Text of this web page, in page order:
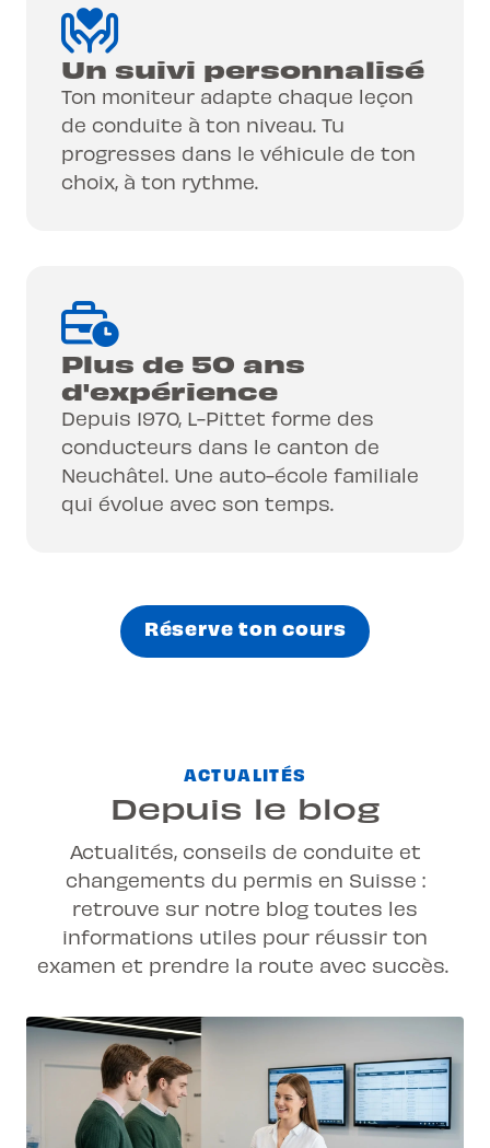
Un suivi personnalisé
Ton moniteur adapte chaque leçon
de conduite à ton niveau. Tu
progresses dans le véhicule de ton
choix, à ton rythme.
Plus de 50 ans
d'expérience
Depuis 1970, L-Pittet forme des
conducteurs dans le canton de
Neuchâtel. Une auto-école familiale
qui évolue avec son temps.
Réserve ton cours
ACTUALITÉS
Depuis le blog
Actualités, conseils de conduite et
changements du permis en Suisse :
retrouve sur notre blog toutes les
informations utiles pour réussir ton
examen et prendre la route avec succès.